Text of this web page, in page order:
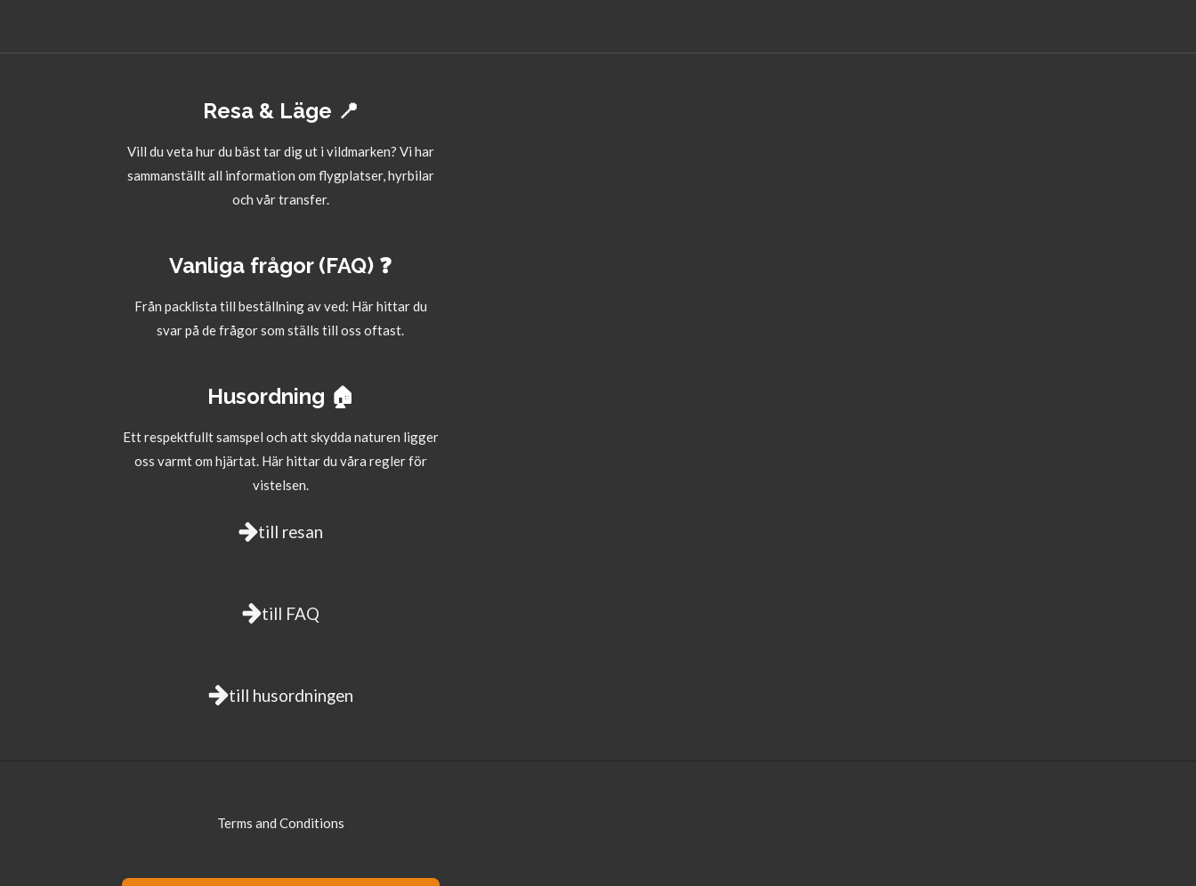
Resa & Läge 📍
Vill du veta hur du bäst tar dig ut i vildmarken? Vi har
sammanställt all information om flygplatser, hyrbilar
och vår transfer.
Vanliga frågor (FAQ) ❓
Från packlista till beställning av ved: Här hittar du
svar på de frågor som ställs till oss oftast.
Husordning 🏠
Ett respektfullt samspel och att skydda naturen ligger
oss varmt om hjärtat. Här hittar du våra regler för
vistelsen.
till resan
till FAQ
till husordningen
Terms and Conditions